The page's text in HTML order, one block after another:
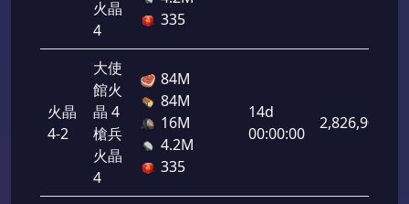
火晶
4
335
火晶
4-2
大使
館火
晶 4
槍兵
火晶
4
84M
84M
16M
4.2M
335
14d
00:00:00
2,826,900